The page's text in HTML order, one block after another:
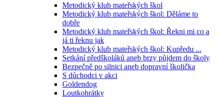
Metodický klub mateřských škol
Metodický klub mateřských škol: Děláme to
dobře
Metodický klub mateřských škol: Řekni mi co a
já ti řeknu jak
Metodický klub mateřských škol: Kupředu ...
Setkání předškoláků aneb brzy půjdem do školy
Bezpečně po silnici aneb dopravní školička
S důchodci v akci
Goldendog
Loutkohrátky